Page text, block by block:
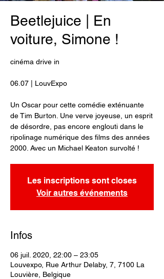
Beetlejuice | En
voiture, Simone !
cinéma drive in
06.07 | LouvExpo
Un Oscar pour cette comédie exténuante
de Tim Burton. Une verve joyeuse, un esprit
de désordre, pas encore englouti dans le
ripolinage numérique des films des années
2000. Avec un Michael Keaton survolté !
Les inscriptions sont closes
Voir autres événements
Infos
06 juil. 2020, 22:00 – 23:05
Louvexpo, Rue Arthur Delaby, 7, 7100 La
Louvière, Belgique